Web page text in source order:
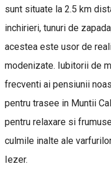
sunt situate la 2.5 km
inchirieri, tunuri de
acestea este usor de
modenizate. Iubitorii de
frecventi ai pensiunii
pentru trasee in Muntii
pentru relaxare si
culmile inalte ale
Iezer.